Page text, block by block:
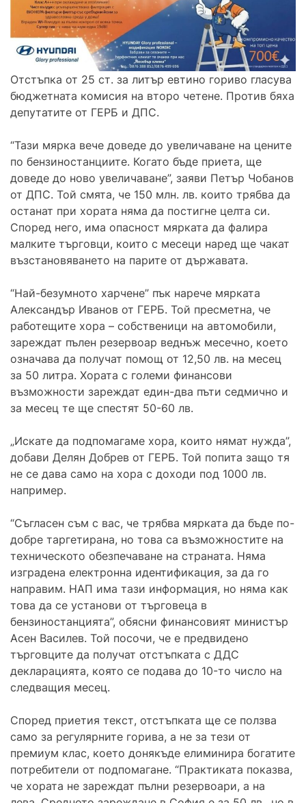
Отстъпка от 25 ст. за литър евтино гориво гласува
бюджетната комисия на второ четене. Против бяха
депутатите от ГЕРБ и ДПС.
“Тази мярка вече доведе до увеличаване на цените
по бензиностанциите. Когато бъде приета, ще
доведе до ново увеличаване”, заяви Петър Чобанов
от ДПС. Той смята, че 150 млн. лв. които трябва да
останат при хората няма да постигне целта си.
Според него, има опасност мярката да фалира
малките търговци, които с месеци наред ще чакат
възстановяването на парите от държавата.
“Най-безумното харчене” пък нарече мярката
Александър Иванов от ГЕРБ. Той пресметна, че
работещите хора – собственици на автомобили,
зареждат пълен резервоар веднъж месечно, което
означава да получат помощ от 12,50 лв. на месец
за 50 литра. Хората с големи финансови
възможности зареждат един-два пъти седмично и
за месец те ще спестят 50-60 лв.
„Искате да подпомагаме хора, които нямат нужда”,
добави Делян Добрев от ГЕРБ. Той попита защо тя
не се дава само на хора с доходи под 1000 лв.
например.
“Съгласен съм с вас, че трябва мярката да бъде по-
добре таргетирана, но това са възможностите на
техническото обезпечаване на страната. Няма
изградена електронна идентификация, за да го
направим. НАП има тази информация, но няма как
това да се установи от търговеца в
бензиностанцията”, обясни финансовият министър
Асен Василев. Той посочи, че е предвидено
търговците да получат отстъпката с ДДС
декларацията, която се подава до 10-то число на
следващия месец.
Според приетия текст, отстъпката ще се ползва
само за регулярните горива, а не за тези от
премиум клас, което донякъде елиминира богатите
потребители от подпомагане. “Практиката показва,
че хората не зареждат пълни резервоари, а на